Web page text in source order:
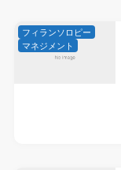
フィランソロピー
マネジメント